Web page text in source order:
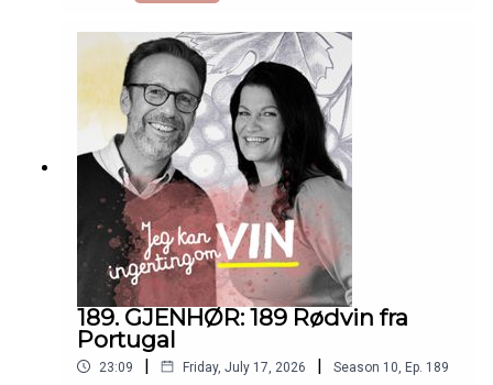
189. GJENHØR: 189 Rødvin fra
Portugal
23:09 | Friday, July 17, 2026 | Season 10 Ep. 189